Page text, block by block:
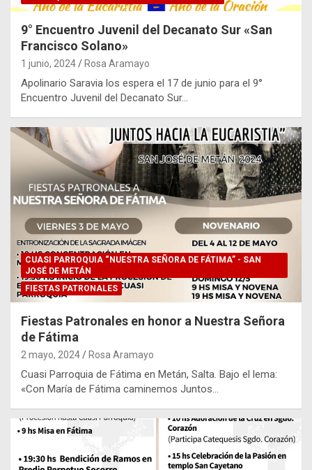
9° Encuentro Juvenil del Decanato Sur «San
Francisco Solano»
1 junio, 2024 Rosa Aramayo
Apolinario Saravia los espera el 17 de junio para el 9°
Encuentro Juvenil del Decanato Sur…
CUASI PARROQUIA “NUESTRA SEÑORA DE FÁTIMA” - SAN
JOSÉ DE METÁN
FIESTAS PATRONALES
Fiestas Patronales en honor a Nuestra Señora
de Fátima
2 mayo, 2024 Rosa Aramayo
Cuasi Parroquia de Fátima en Metán, Salta. Bajo el lema:
«Con María de Fátima caminemos Juntos…